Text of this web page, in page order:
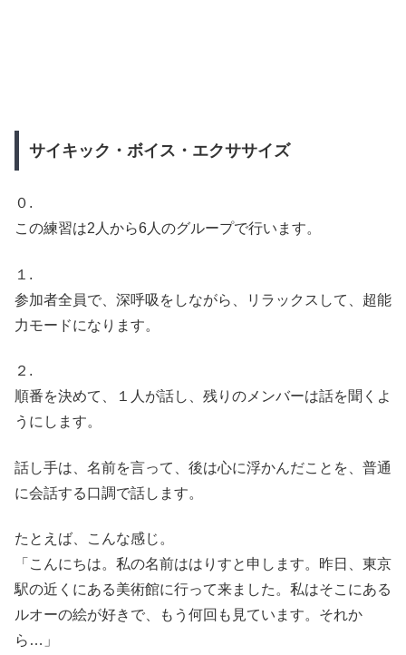
サイキック・ボイス・エクササイズ
０.
この練習は2人から6人のグループで行います。
１.
参加者全員で、深呼吸をしながら、リラックスして、超能
力モードになります。
２.
順番を決めて、１人が話し、残りのメンバーは話を聞くよ
うにします。
話し手は、名前を言って、後は心に浮かんだことを、普通
に会話する口調で話します。
たとえば、こんな感じ。
「こんにちは。私の名前ははりすと申します。昨日、東京
駅の近くにある美術館に行って来ました。私はそこにある
ルオーの絵が好きで、もう何回も見ています。それか
ら…」